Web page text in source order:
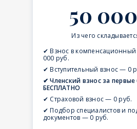
50
Из чего
✔ Взнос в
000 руб.
✔ Вступительный взнос — 0
✔ Членский взнос за
БЕСПЛАТНО
✔ Страховой взнос — 0 руб.
✔ Подбор специалистов и
документов — 0 руб.